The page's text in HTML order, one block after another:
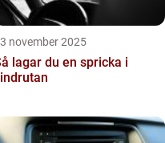
november 2025
lagar du en spricka i